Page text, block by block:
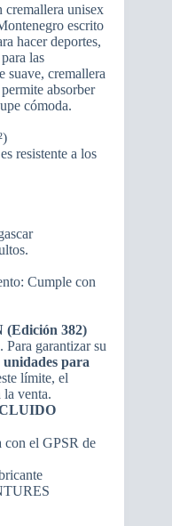
cremallera unisex
escrito
hacer deportes,
las
suave, cremallera
absorber
cómoda.
resistente a los
Cumple con
382)
Para garantizar su
unidades para
límite, el
la venta.
con el GPSR de